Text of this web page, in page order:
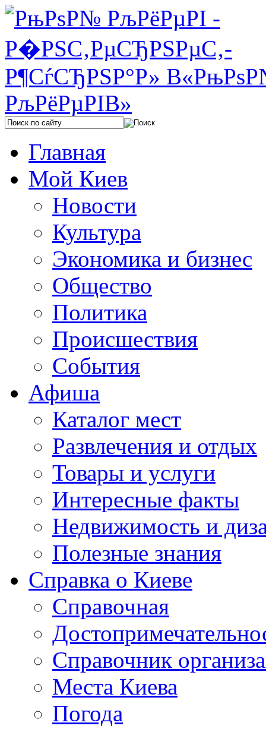
Главная
Мой Киев
Новости
Культура
Экономика и бизнес
Общество
Политика
Происшествия
События
Афиша
Каталог мест
Развлечения и отдых
Товары и услуги
Интересные факты
Недвижимость и
Полезные знания
Справка о Киеве
Справочная
Справочник
Места Киева
Погода